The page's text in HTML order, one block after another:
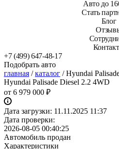
Авто до
Стать
Блог
+7 (499) 647-48-17
Подобрать авто
главная / каталог / Hyundai
Hyundai Palisade Diesel 2.2 4WD
от 6 979 000 ₽
Дата загрузки: 11.11.2025 11:37
Дата проверки:
2026-08-05 00:40:25
Автомобиль продан
Характеристики